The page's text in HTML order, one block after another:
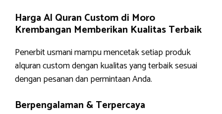
Harga Al Quran Custom di Moro
Krembangan Memberikan Kualitas Terbaik
Penerbit usmani mampu mencetak setiap produk
alquran custom dengan kualitas yang terbaik sesuai
dengan pesanan dan permintaan Anda.
Berpengalaman & Terpercaya